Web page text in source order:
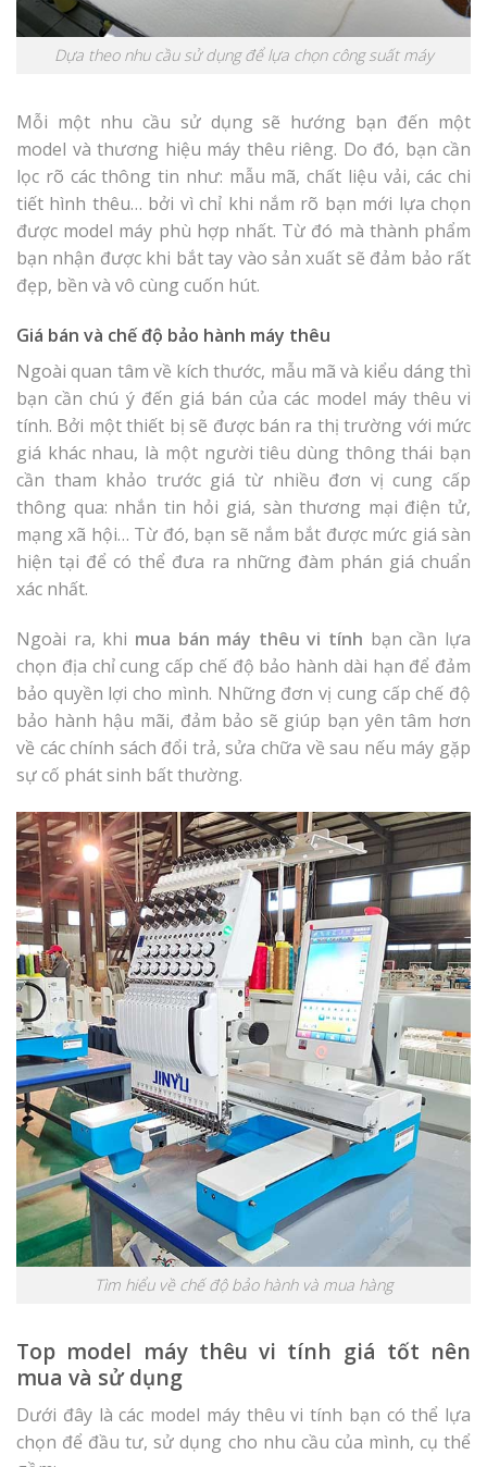
Dựa theo nhu cầu sử dụng để lựa chọn công suất máy
Mỗi một nhu cầu sử dụng sẽ hướng bạn đến một
model và thương hiệu máy thêu riêng. Do đó, bạn cần
lọc rõ các thông tin như: mẫu mã, chất liệu vải, các chi
tiết hình thêu… bởi vì chỉ khi nắm rõ bạn mới lựa chọn
được model máy phù hợp nhất. Từ đó mà thành phẩm
bạn nhận được khi bắt tay vào sản xuất sẽ đảm bảo rất
đẹp, bền và vô cùng cuốn hút.
Giá bán và chế độ bảo hành máy thêu
Ngoài quan tâm về kích thước, mẫu mã và kiểu dáng thì
bạn cần chú ý đến giá bán của các model máy thêu vi
tính. Bởi một thiết bị sẽ được bán ra thị trường với mức
giá khác nhau, là một người tiêu dùng thông thái bạn
cần tham khảo trước giá từ nhiều đơn vị cung cấp
thông qua: nhắn tin hỏi giá, sàn thương mại điện tử,
mạng xã hội… Từ đó, bạn sẽ nắm bắt được mức giá sàn
hiện tại để có thể đưa ra những đàm phán giá chuẩn
xác nhất.
Ngoài ra, khi mua bán máy thêu vi tính bạn cần lựa
chọn địa chỉ cung cấp chế độ bảo hành dài hạn để đảm
bảo quyền lợi cho mình. Những đơn vị cung cấp chế độ
bảo hành hậu mãi, đảm bảo sẽ giúp bạn yên tâm hơn
về các chính sách đổi trả, sửa chữa về sau nếu máy gặp
sự cố phát sinh bất thường.
Tìm hiểu về chế độ bảo hành và mua hàng
Top model máy thêu vi tính giá tốt nên
mua và sử dụng
Dưới đây là các model máy thêu vi tính bạn có thể lựa
chọn để đầu tư, sử dụng cho nhu cầu của mình, cụ thể